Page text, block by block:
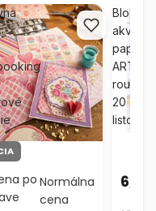
poNormálna
cena
Blok
ARTMIE
rough
20
listov